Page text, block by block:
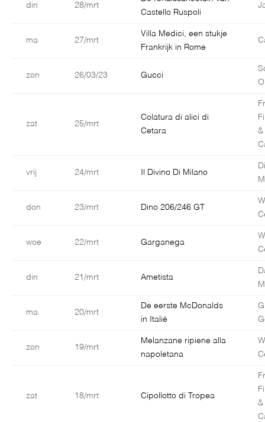
din 28/mrt
Castello Ruspoli
ma 27/mrt
Villa Medici, een stukje
Frankrijk in Rome
zon 26/03/23 Gucci
zat 25/mrt
Colatura di alici di
Cetara
&
vrij 24/mrt Il Divino Di Milano
don 23/mrt Dino 206/246 GT
woe 22/mrt Garganega
din 21/mrt Ametista
ma 20/mrt
De eerste McDonalds
in Italië
zon 19/mrt
Melanzane ripiene alla
napoletana
zat 18/mrt Cipollotto di Tropea
&